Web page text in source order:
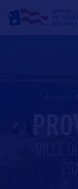
VILLE